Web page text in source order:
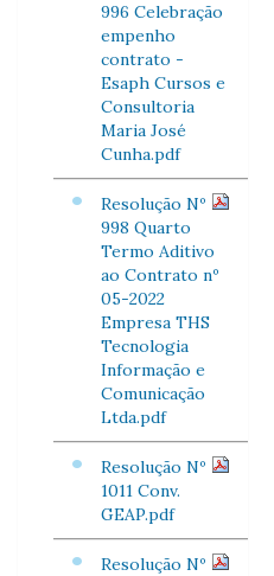
996 Celebração
empenho
contrato -
Esaph Cursos e
Consultoria
Maria José
Cunha.pdf
Resolução Nº
998 Quarto
Termo Aditivo
ao Contrato nº
05-2022
Empresa THS
Tecnologia
Informação e
Comunicação
Ltda.pdf
Resolução Nº
1011 Conv.
GEAP.pdf
Resolução Nº